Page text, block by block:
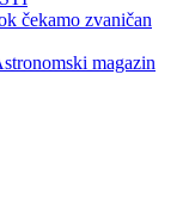
čekamo zvaničan
magazin